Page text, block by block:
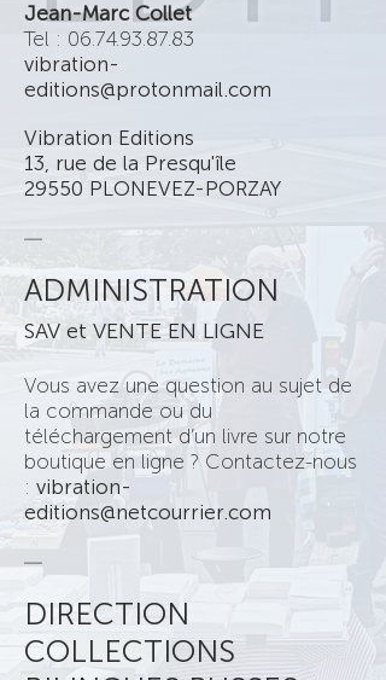
Jean-Marc Collet
Tel : 06.74.93.87.83
vibration-
editions@protonmail.com
Vibration Editions
13, rue de la Presqu'île
29550 PLONEVEZ-PORZAY
—
ADMINISTRATION
SAV et VENTE EN LIGNE
Vous avez une question au sujet de
la commande ou du
téléchargement d’un livre sur notre
boutique en ligne ? Contactez-nous
: vibration-
editions@netcourrier.com
—
DIRECTION
COLLECTIONS